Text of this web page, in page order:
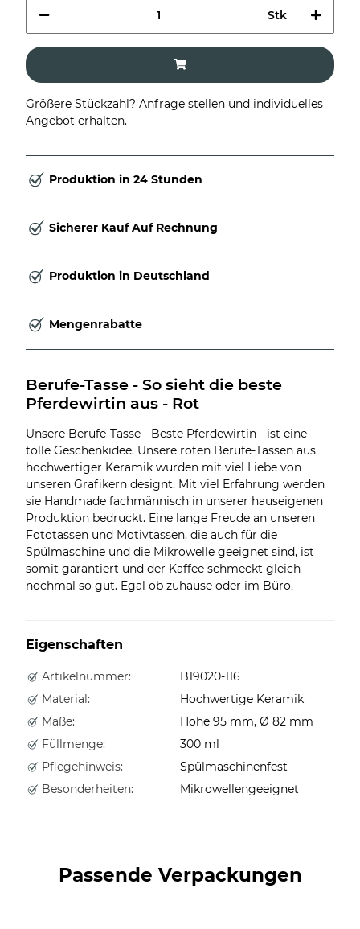
Stk
Größere Stückzahl? Anfrage stellen und individuelles
Angebot erhalten.
Produktion in 24 Stunden
Sicherer Kauf Auf Rechnung
Produktion in Deutschland
Mengenrabatte
Berufe-Tasse - So sieht die beste
Pferdewirtin aus - Rot
Unsere Berufe-Tasse - Beste Pferdewirtin - ist eine
tolle Geschenkidee. Unsere roten Berufe-Tassen aus
hochwertiger Keramik wurden mit viel Liebe von
unseren Grafikern designt. Mit viel Erfahrung werden
sie Handmade fachmännisch in unserer hauseigenen
Produktion bedruckt. Eine lange Freude an unseren
Fototassen und Motivtassen, die auch für die
Spülmaschine und die Mikrowelle geeignet sind, ist
somit garantiert und der Kaffee schmeckt gleich
nochmal so gut. Egal ob zuhause oder im Büro.
Eigenschaften
Artikelnummer:
B19020-116
Material:
Hochwertige Keramik
Maße:
Höhe 95 mm, Ø 82 mm
Füllmenge:
300 ml
Pflegehinweis:
Spülmaschinenfest
Besonderheiten:
Mikrowellengeeignet
Passende Verpackungen